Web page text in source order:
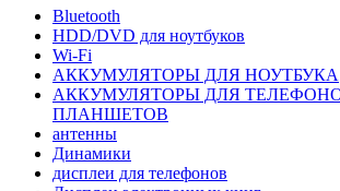
Bluetooth
HDD/DVD для ноутбуков
Wi-Fi
АККУМУЛЯТОРЫ ДЛЯ НОУТБУКА
АККУМУЛЯТОРЫ ДЛЯ
ПЛАНШЕТОВ
антенны
Динамики
дисплеи для телефонов